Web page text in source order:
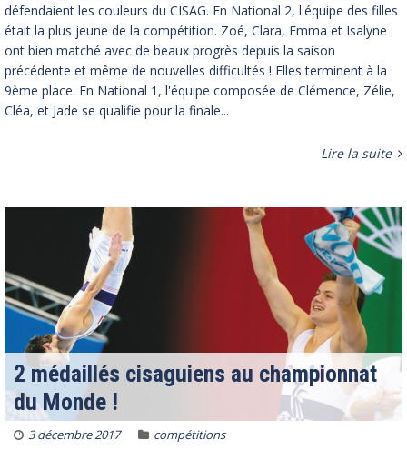
défendaient les couleurs du CISAG. En National 2, l'équipe des filles
était la plus jeune de la compétition. Zoé, Clara, Emma et Isalyne
ont bien matché avec de beaux progrès depuis la saison
précédente et même de nouvelles difficultés ! Elles terminent à la
9ème place. En National 1, l'équipe composée de Clémence, Zélie,
Cléa, et Jade se qualifie pour la finale...
Lire la suite
2 médaillés cisaguiens au championnat
du Monde !
3 décembre 2017 compétitions